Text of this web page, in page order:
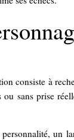
consiste à
sans prise
un